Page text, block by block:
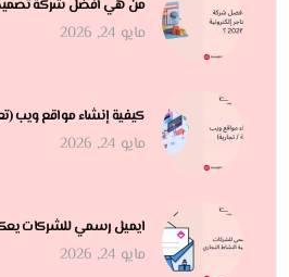
من هي أفضل شركة تصميم
مايو 24, 2026
كيفية إنشاء مواقع ويب
مايو 24, 2026
ايميل رسمي للشركات
مايو 24, 2026